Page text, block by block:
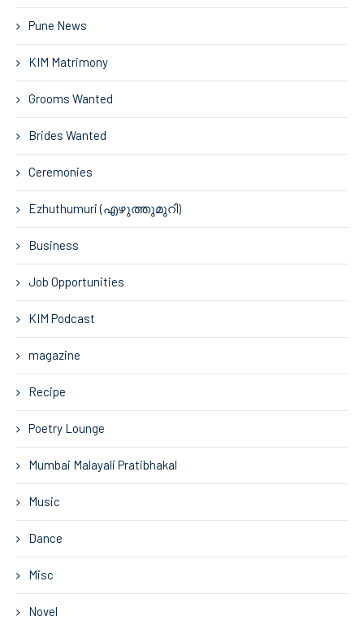
Pune News
KIM Matrimony
Grooms Wanted
Brides Wanted
Ceremonies
Ezhuthumuri (എഴുത്തുമുറി)
Business
Job Opportunities
KIM Podcast
magazine
Recipe
Poetry Lounge
Mumbai Malayali Pratibhakal
Music
Dance
Misc
Novel